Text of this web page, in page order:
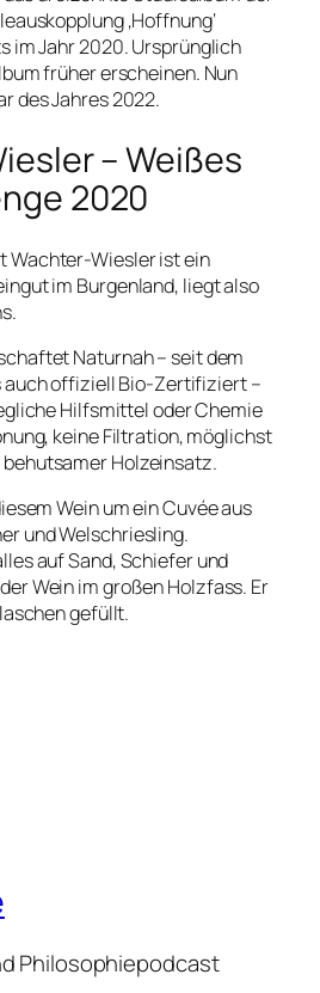
‚Hoffnung‘
im Jahr 2020. Ursprünglich
früher erscheinen. Nun
des Jahres 2022.
– Weißes
2020
Wachter-Wiesler ist ein
im Burgenland, liegt also
Naturnah – seit dem
auch offiziell Bio-Zertifiziert –
Hilfsmittel oder Chemie
keine Filtration, möglichst
Holzeinsatz.
Wein um ein Cuvée aus
und Welschriesling.
auf Sand, Schiefer und
Wein im großen Holzfass. Er
gefüllt.
Philosophiepodcast